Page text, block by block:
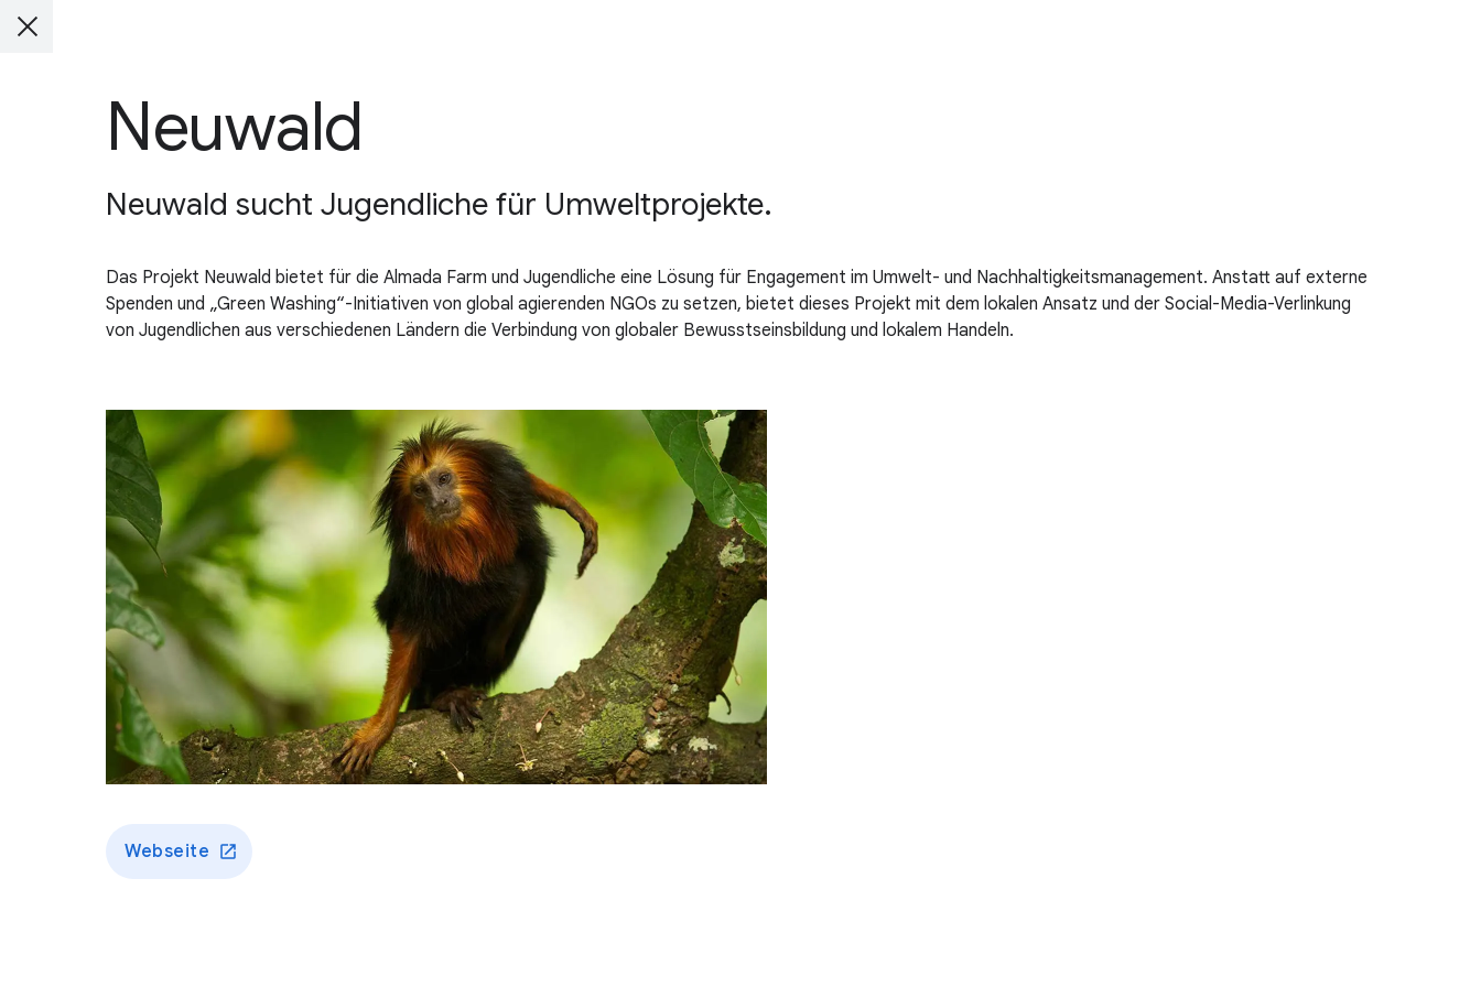
Neuwald
Neuwald sucht Jugendliche für Umweltprojekte.
Das Projekt Neuwald bietet für die Almada Farm und Jugendliche eine Lösung für Engagement im Umwelt- und Nachhaltigkeitsmanagement. Anstatt auf externe
Spenden und „Green Washing“-Initiativen von global agierenden NGOs zu setzen, bietet dieses Projekt mit dem lokalen Ansatz und der Social-Media-Verlinkung
von Jugendlichen aus verschiedenen Ländern die Verbindung von globaler Bewusstseinsbildung und lokalem Handeln.
Webseite